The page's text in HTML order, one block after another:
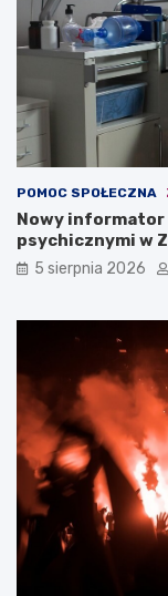
POMOC SPOŁECZNA
Nowy informator
psychicznymi w
5 sierpnia 2026